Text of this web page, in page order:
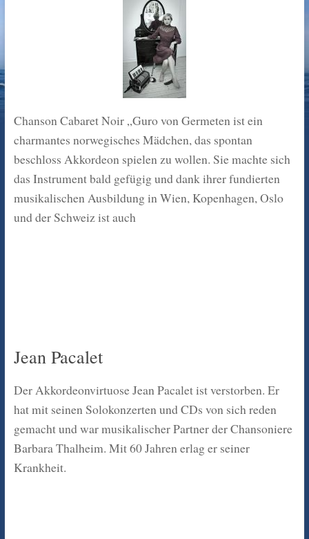
Chanson Cabaret Noir „Guro von Germeten ist ein
charmantes norwegisches Mädchen, das spontan
beschloss Akkordeon spielen zu wollen. Sie machte sich
das Instrument bald gefügig und dank ihrer fundierten
musikalischen Ausbildung in Wien, Kopenhagen, Oslo
und der Schweiz ist auch
Jean Pacalet
Der Akkordeonvirtuose Jean Pacalet ist verstorben. Er
hat mit seinen Solokonzerten und CDs von sich reden
gemacht und war musikalischer Partner der Chansoniere
Barbara Thalheim. Mit 60 Jahren erlag er seiner
Krankheit.